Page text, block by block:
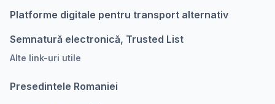
Platforme digitale pentru transport alternativ
Semnatură electronică, Trusted List
Alte link-uri utile
Presedintele Romaniei